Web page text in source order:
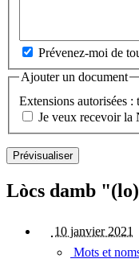
Prévenez-moi de
Ajouter un document
Extensions autorisées :
Je veux recevoir la
Lòcs damb
10 janvier 2021
Mots et